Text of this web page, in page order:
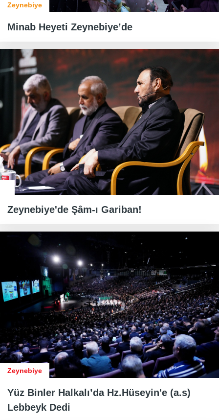
Zeynebiye
Minab Heyeti Zeynebiye’de
Zeynebiye'de Şâm-ı Gariban!
Zeynebiye
Yüz Binler Halkalı’da Hz.Hüseyin'e (a.s)
Lebbeyk Dedi